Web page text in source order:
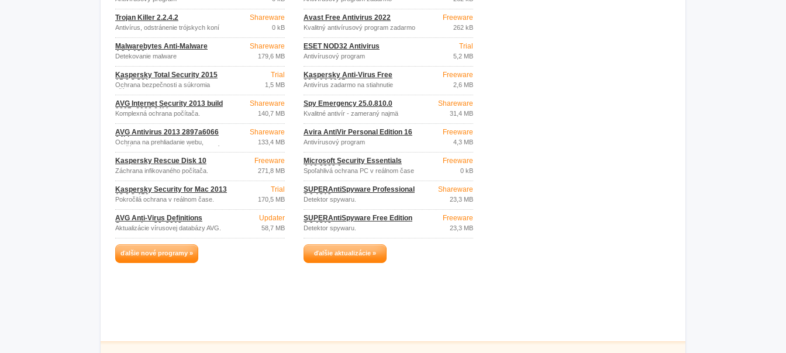
Trojan Killer 2.2.4.2
Antivírus, odstránenie trójskych koní
Shareware
0 kB
Malwarebytes Anti-Malware
4.2.1.186
Detekovanie malware
Shareware
179,6 MB
Kaspersky Total Security 2015
15.0.2.361
Ochrana bezpečnosti a súkromia
užívateľov.
Trial
1,5 MB
AVG Internet Security 2013 build
2897a6066 64bit
Komplexná ochrana počítača.
Shareware
140,7 MB
AVG Antivirus 2013 2897a6066
64bit
Ochrana na prehliadanie webu,
používanie e-mailu a sociálnych sietí.
Shareware
133,4 MB
Kaspersky Rescue Disk 10
Záchrana infikovaného počítača.
Freeware
271,8 MB
Kaspersky Security for Mac 2013
13.0.2.458
Pokročilá ochrana v reálnom čase.
Trial
170,5 MB
AVG Anti-Virus Definitions
September 29, 2012
Aktualizácie vírusovej databázy AVG.
Updater
58,7 MB
ďalšie nové programy »
Avast Free Antivirus 2022
Kvalitný antivírusový program zadarmo
Freeware
262 kB
ESET NOD32 Antivirus
Antivírusový program
Trial
5,2 MB
Kaspersky Anti-Virus Free
20.0.14.1085
Antivírus zadarmo na stiahnutie
Freeware
2,6 MB
Spy Emergency 25.0.810.0
Kvalitné antivír - zameraný najmä
Shareware
31,4 MB
Avira AntiVir Personal Edition 16
Antivírusový program
Freeware
4,3 MB
Microsoft Security Essentials
4.10.0209.0
Spoľahlivá ochrana PC v reálnom čase
Freeware
0 kB
SUPERAntiSpyware Professional
6.0.1212
Detektor spywaru.
Shareware
23,3 MB
SUPERAntiSpyware Free Edition
6.0.1212
Detektor spywaru.
Freeware
23,3 MB
ďalšie aktualizácie »